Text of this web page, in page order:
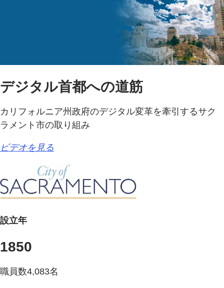
デジタル首都への道筋
カリフォルニア州政府のデジタル変革を牽引するサク
ラメント市の取り組み
ビデオを見る
設立年
1850
職員数4,083名